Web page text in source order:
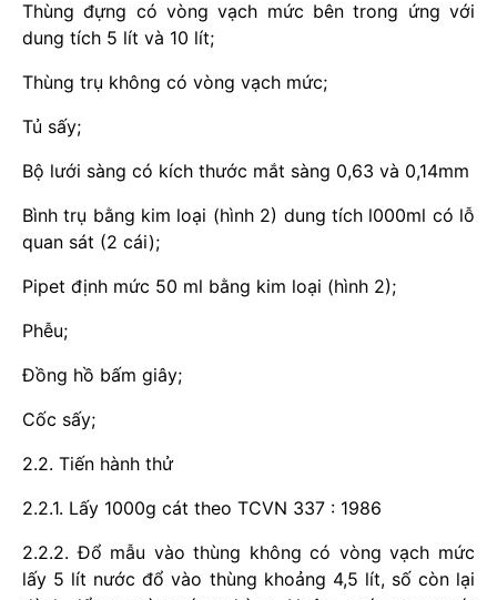
Thùng đựng có vòng vạch mức bên trong ứng với
dung tích 5 lít và 10 lít;
Thùng trụ không có vòng vạch mức;
Tủ sấy;
Bộ lưới sàng có kích thước mắt sàng 0,63 và 0,14mm
Bình trụ bằng kim loại (hình 2) dung tích l000ml có lỗ
quan sát (2 cái);
Pipet định mức 50 ml bằng kim loại (hình 2);
Phễu;
Đồng hồ bấm giây;
Cốc sấy;
2.2. Tiến hành thử
2.2.1. Lấy 1000g cát theo TCVN 337 : 1986
2.2.2. Đổ mẫu vào thùng không có vòng vạch mức
lấy 5 lít nước đổ vào thùng khoảng 4,5 lít, số còn lại